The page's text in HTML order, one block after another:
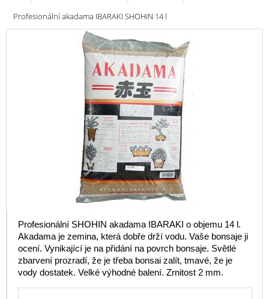
Profesionální akadama IBARAKI SHOHIN 14 l
Profesionální SHOHIN akadama IBARAKI o objemu 14 l.
Akadama je zemina, která dobře drží vodu. Vaše bonsaje ji
ocení. Vynikající je na přidání na povrch bonsaje. Světlé
zbarvení prozradí, že je třeba bonsai zalít, tmavé, že je
vody dostatek. Velké výhodné balení. Zrnitost 2 mm.